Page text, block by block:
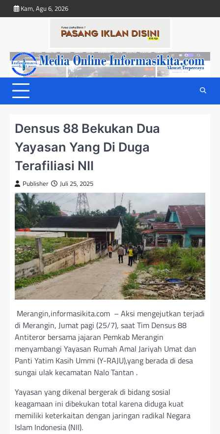
to
Kam, Agu 6, 2026
Densus 88 Bekukan Dua
Yayasan Yang Di Duga
Terafiliasi NII
Publisher Juli 25, 2025
Merangin,informasikita.com – Aksi mengejutkan terjadi
di Merangin, Jumat pagi (25/7), saat Tim Densus 88
Antiteror bersama jajaran Pemkab Merangin
menyambangi Yayasan Rumah Amal Jariyah Umat dan
Panti Yatim Kasih Ummi (Y-RAJU),yang berada di desa
sungai ulak kecamatan Nalo Tantan .
Yayasan yang dikenal bergerak di bidang sosial
keagamaan ini dibekukan total karena diduga kuat
memiliki keterkaitan dengan jaringan radikal Negara
Islam Indonesia (NII).